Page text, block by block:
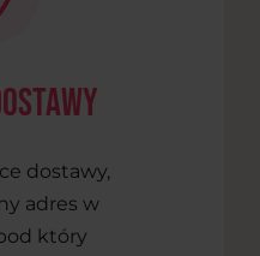
dostawy,
adres w
który